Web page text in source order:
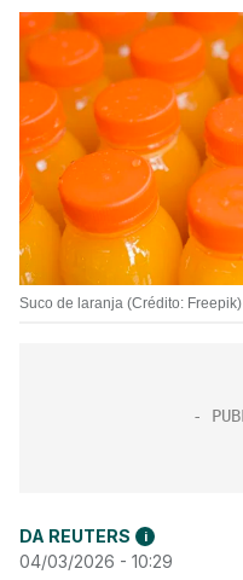
Suco de laranja (Crédito: Freepik)
DA REUTERS i
04/03/2026 - 10:29